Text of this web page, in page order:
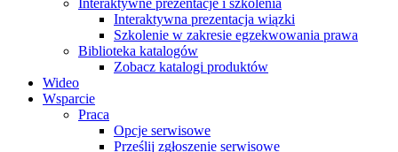
Interaktywne prezentacje i szkolenia
Interaktywna prezentacja wiązki
Szkolenie w zakresie egzekwowania prawa
Biblioteka katalogów
Zobacz katalogi produktów
Wideo
Wsparcie
Praca
Opcje serwisowe
Prześlij zgłoszenie serwisowe